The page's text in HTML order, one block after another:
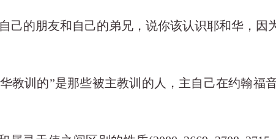
的朋友和自己的弟兄，说你该认识耶和华，因
教训的”是那些被主教训的人，主自己在约翰福